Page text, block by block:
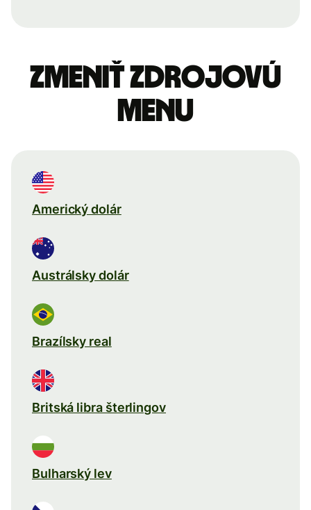
Zmeniť zdrojovú
menu
Americký dolár
Austrálsky dolár
Brazílsky real
Britská libra šterlingov
Bulharský lev